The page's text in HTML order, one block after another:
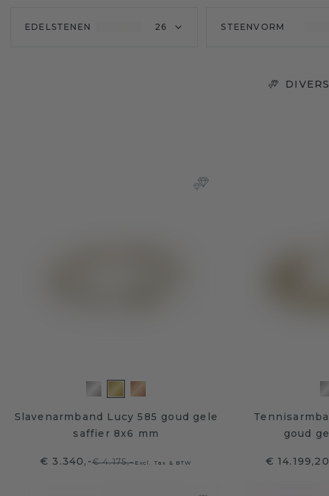
EDELSTENEN 26 STEENVORM
Slavenarmband Lucy 585 goud gele
saffier 8x6 mm
€ 3.340,-€ 4.175,-Excl. Tax & BTW
goud
€ 14.199,20